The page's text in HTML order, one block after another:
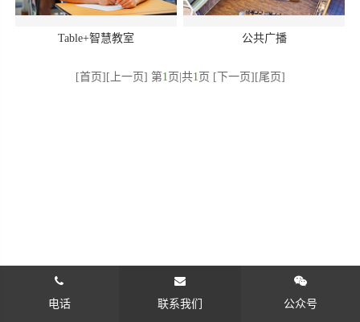
Table+智慧教室 公共广播
[首页][上一页] 第1 页|共1 页 [下一页][尾页]
电话 联系我们 公众号